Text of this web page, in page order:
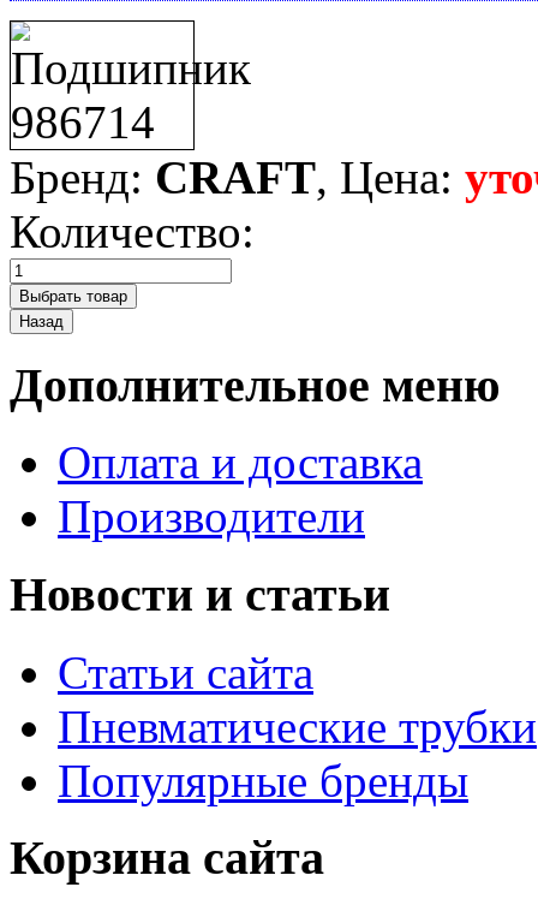
Бренд: CRAFT, Цена:
Количество:
Дополнительное меню
Оплата и доставка
Производители
Новости и статьи
Статьи сайта
Пневматические трубки
Популярные бренды
Корзина сайта